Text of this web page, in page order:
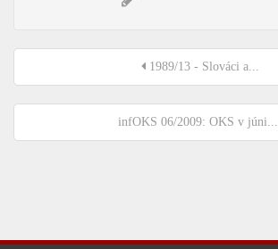
1989/13 - Slováci a...
infOKS 06/2009: OKS v júni...